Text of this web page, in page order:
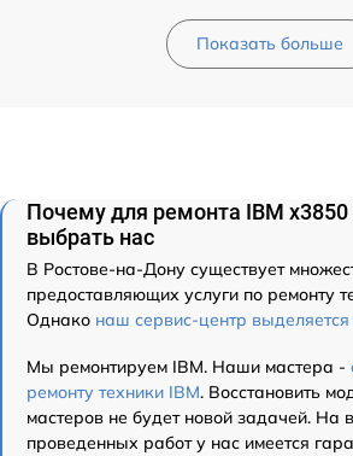
Показать больше
Почему для ремонта IBM x3850
выбрать нас
В Ростове-на-Дону существует
предоставляющих услуги по ремонту
Однако наш сервис-центр
Мы ремонтируем IBM. Наши мастера -
ремонту техники IBM. Восстановить
мастеров не будет новой задачей. На
проведенных работ у нас имеется